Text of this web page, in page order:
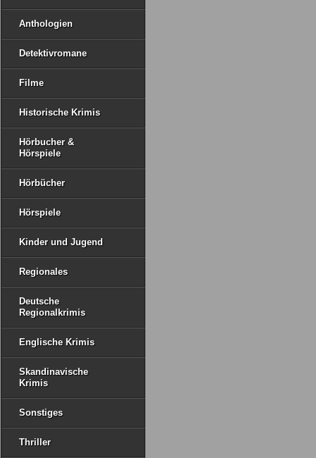
Anthologien
Detektivromane
Filme
Historische Krimis
Hörbucher &
Hörspiele
Hörbücher
Hörspiele
Kinder und Jugend
Regionales
Deutsche
Regionalkrimis
Englische Krimis
Skandinavische
Krimis
Sonstiges
Thriller